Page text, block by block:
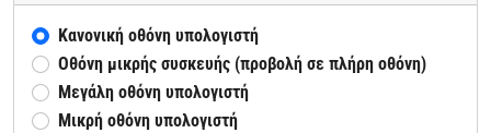
Κανονική οθόνη υπολογιστή
Οθόνη μικρής συσκευής (προβολή σε πλήρη οθόνη)
Μεγάλη οθόνη υπολογιστή
Μικρή οθόνη υπολογιστή